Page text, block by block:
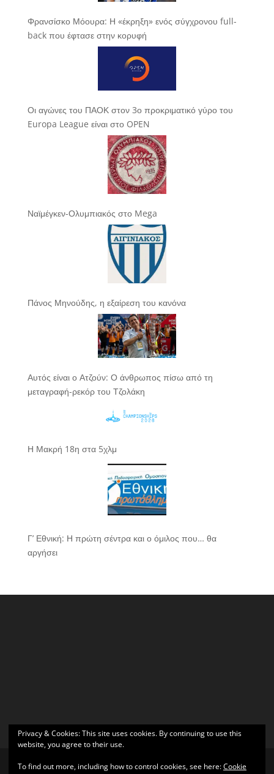
Φρανσίσκο Μόουρα: Η «έκρηξη» ενός σύγχρονου full-
back που έφτασε στην κορυφή
Οι αγώνες του ΠΑΟΚ στον 3ο προκριματικό γύρο του
Europa League είναι στο OPEN
Ναϊμέγκεν-Ολυμπιακός στο Mega
Πάνος Μηνούδης, η εξαίρεση του κανόνα
Αυτός είναι ο Ατζούν: Ο άνθρωπος πίσω από τη
μεταγραφή-ρεκόρ του Τζολάκη
Η Μακρή 18η στα 5χλμ
Γ’ Εθνική: Η πρώτη σέντρα και ο όμιλος που… θα
αργήσει
Privacy & Cookies: This site uses cookies. By continuing to use this
website, you agree to their use.
To find out more, including how to control cookies, see here:Cookie